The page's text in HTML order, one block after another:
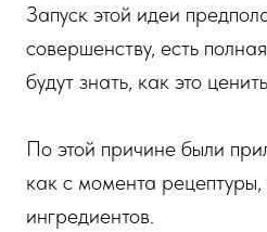
Запуск этой идеи
совершенству, есть
будут знать, как это
По этой причине были
как с момента рецептуры,
ингредиентов.